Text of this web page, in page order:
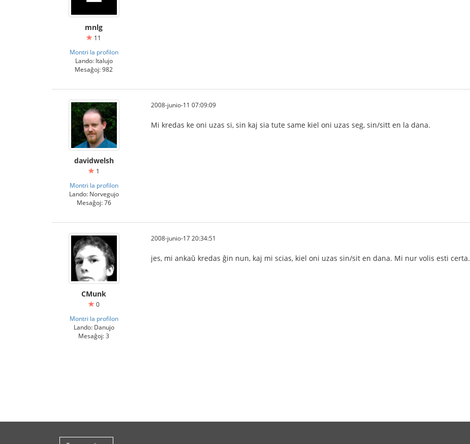
mnlg
11
Montri la profilon
Lando: Italujo
Mesaĝoj: 982
davidwelsh
1
Montri la profilon
Lando: Norvegujo
Mesaĝoj: 76
2008-junio-11 07:09:09
Mi kredas ke oni uzas si, sin kaj sia tute same kiel oni uzas seg, sin/sitt en la dana.
CMunk
0
Montri la profilon
Lando: Danujo
Mesaĝoj: 3
2008-junio-17 20:34:51
jes, mi ankaŭ kredas ĝin nun, kaj mi scias, kiel oni uzas sin/sit en dana. Mi nur volis esti certa.